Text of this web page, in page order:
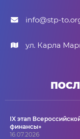
info@stp-
ул. Карла
IX этап
финансы»
16.07.2026